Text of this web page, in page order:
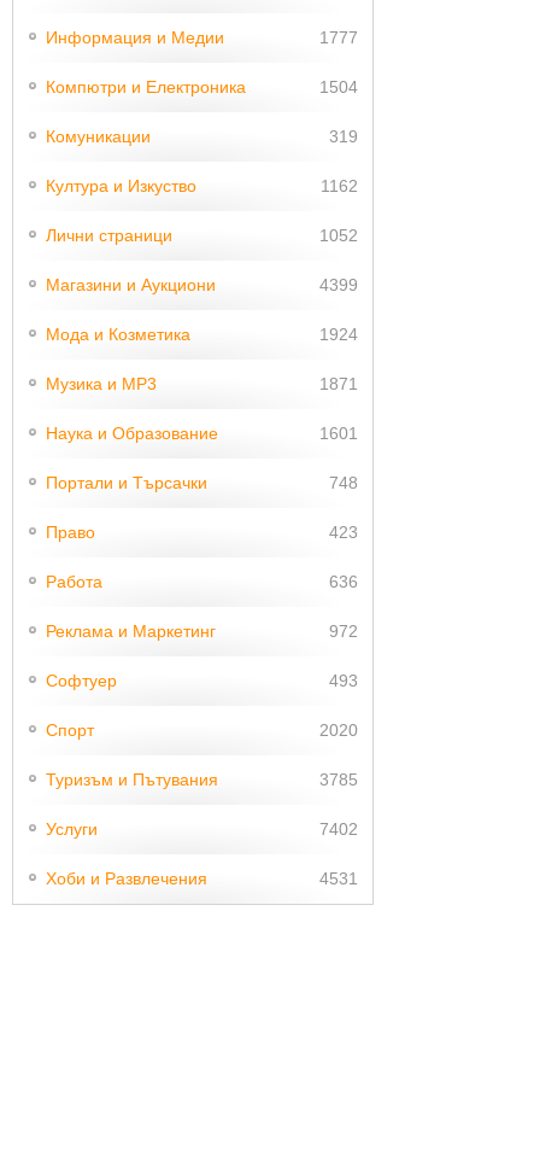
Информация и Медии 1777
Компютри и Електроника 1504
Комуникации 319
Култура и Изкуство 1162
Лични страници 1052
Магазини и Аукциони 4399
Мода и Козметика 1924
Музика и MP3 1871
Наука и Образование 1601
Портали и Търсачки 748
Право 423
Работа 636
Реклама и Маркетинг 972
Софтуер 493
Спорт 2020
Туризъм и Пътувания 3785
Услуги 7402
Хоби и Развлечения 4531